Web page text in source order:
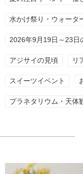
水かけ祭り・ウォータ
2026年9月19日～23日
アジサイの見頃 リ
スイーツイベント
プラネタリウム・天体